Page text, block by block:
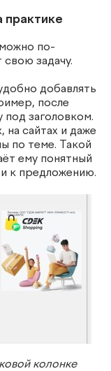
практике
по-
задачу.
добавлять
после
под заголовком.
на сайтах и даже
по теме. Такой
ему понятный
к предложению.
колонке